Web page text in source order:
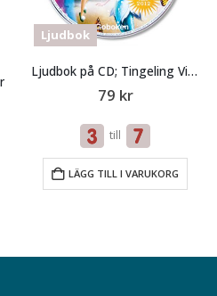
Ljudbok
Ljudbok på CD; Tingeling Vingarnas hemlighet
79 kr
till
LÄGG TILL I VARUKORG